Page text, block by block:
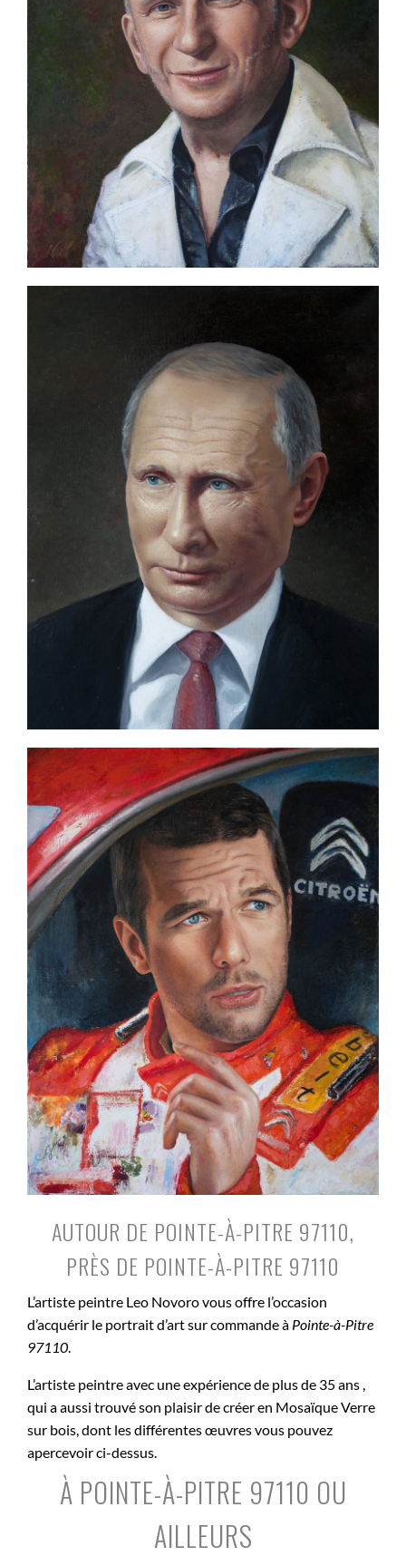
AUTOUR DE POINTE-À-PITRE 97110,
PRÈS DE POINTE-À-PITRE 97110
L’artiste peintre Leo Novoro vous offre l’occasion
d’acquérir le portrait d’art sur commande à Pointe-à-Pitre
97110.
L’artiste peintre avec une expérience de plus de 35 ans ,
qui a aussi trouvé son plaisir de créer en Mosaïque Verre
sur bois, dont les différentes œuvres vous pouvez
apercevoir ci-dessus.
À POINTE-À-PITRE 97110 OU
AILLEURS